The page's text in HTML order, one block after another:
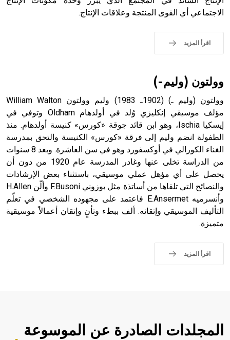
حيث تقتصر القيمة الصوتية للعلامة الك
الاجتماعي أي القوى المنتجة وعلاقات الإنتاج.
اقرأ المزيد
وولتون (وليم-)
وولتون (وليم ـ) (1902ـ 1983) وليم وولتون William Walton
مؤلف موسيقي إنكليزي وُلد في أولدهام Oldham وتوفي في
إيسكيا Ischia، وهو ابن قائد جوقة «كورس» كنيسة أولدهام. منذ
الطفولة انضم وليم إلى فرقة «كورس» الكنيسة والتحق بمدرسة
الغناء الكورالي في أوكسفورد وهو في سن العاشرة. وبعد 8 سنوات
من الدراسة تخلى عنها وغادر المدرسة عام 1920 من دون أن
يحصل على أي مؤهل عملي موسيقي، باستثناء بعض الإرشادات
والنصائح التي تلقاها من أساتذة مثل بوزوني F.Busoni وألّن H.Allen
وأنسرميه E.Ansermet فاعتمد على مجهوده الشخصي في تعلّم
التأليف الموسيقي وإتقانه. ألف ببطء وتأنٍ وإتقان أعمالاً موسيقية
متميزة.
اقرأ المزيد
المجلدات الصادرة عن الموسوعة